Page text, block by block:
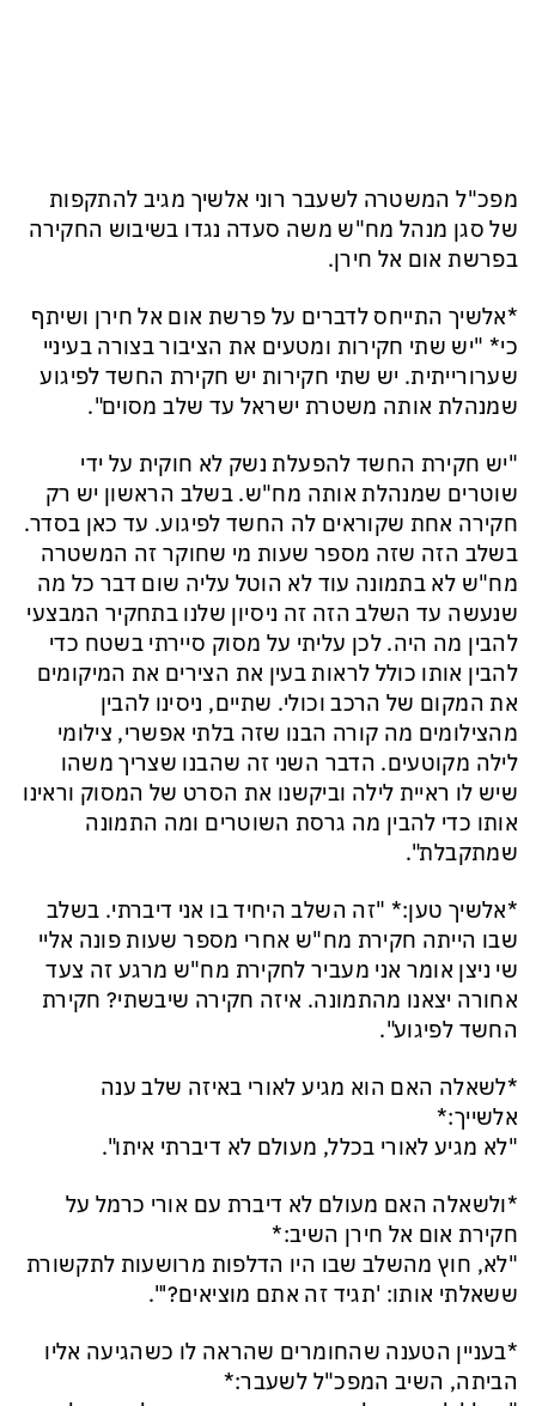
מפכ"ל המשטרה לשעבר רוני אלשיך מגיב להתקפות
של סגן מנהל מח"ש משה סעדה נגדו בשיבוש החקירה
בפרשת אום אל חירן.
*אלשיך התייחס לדברים על פרשת אום אל חירן ושיתף
כי* "יש שתי חקירות ומטעים את הציבור בצורה בעיניי
שערורייתית. יש שתי חקירות יש חקירת החשד לפיגוע
שמנהלת אותה משטרת ישראל עד שלב מסוים".
"יש חקירת החשד להפעלת נשק לא חוקית על ידי
שוטרים שמנהלת אותה מח"ש. בשלב הראשון יש רק
חקירה אחת שקוראים לה החשד לפיגוע. עד כאן בסדר.
בשלב הזה שזה מספר שעות מי שחוקר זה המשטרה
מח"ש לא בתמונה עוד לא הוטל עליה שום דבר כל מה
שנעשה עד השלב הזה זה ניסיון שלנו בתחקיר המבצעי
להבין מה היה. לכן עליתי על מסוק סיירתי בשטח כדי
להבין אותו כולל לראות בעין את הצירים את המיקומים
את המקום של הרכב וכולי. שתיים, ניסינו להבין
מהצילומים מה קורה הבנו שזה בלתי אפשרי, צילומי
לילה מקוטעים. הדבר השני זה שהבנו שצריך משהו
שיש לו ראיית לילה וביקשנו את הסרט של המסוק וראינו
אותו כדי להבין מה גרסת השוטרים ומה התמונה
שמתקבלת".
*אלשיך טען:* "זה השלב היחיד בו אני דיברתי. בשלב
שבו הייתה חקירת מח"ש אחרי מספר שעות פונה אליי
שי ניצן אומר אני מעביר לחקירת מח"ש מרגע זה צעד
אחורה יצאנו מהתמונה. איזה חקירה שיבשתי? חקירת
החשד לפיגוע".
*לשאלה האם הוא מגיע לאורי באיזה שלב ענה
אלשייך:*
"לא מגיע לאורי בכלל, מעולם לא דיברתי איתו".
*ולשאלה האם מעולם לא דיברת עם אורי כרמל על
חקירת אום אל חירן השיב:*
"לא, חוץ מהשלב שבו היו הדלפות מרושעות לתקשורת
ששאלתי אותו: 'תגיד זה אתם מוציאים?'".
*בעניין הטענה שהחומרים שהראה לו כשהגיעה אליו
הביתה, השיב המפכ"ל לשעבר:*